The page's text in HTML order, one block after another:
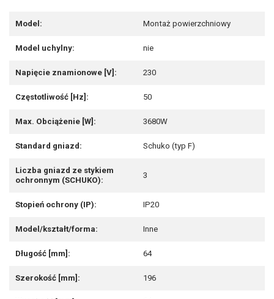
Model: Montaż powierzchniowy
Model uchylny: nie
Napięcie znamionowe [V]: 230
Częstotliwość [Hz]: 50
Max. Obciążenie [W]: 3680W
Standard gniazd: Schuko (typ F)
Liczba gniazd ze stykiem
ochronnym (SCHUKO):
3
Stopień ochrony (IP): IP20
Model/kształt/forma: Inne
Długość [mm]: 64
Szerokość [mm]: 196